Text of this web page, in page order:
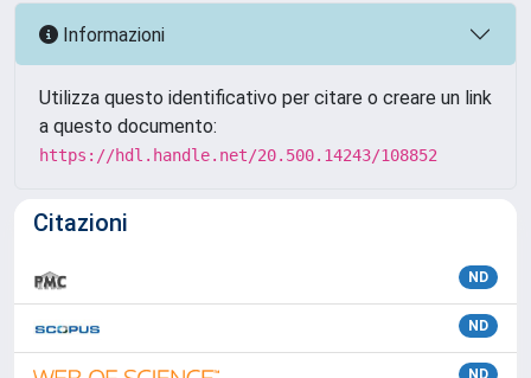
Informazioni
Utilizza questo identificativo per citare o creare un link
a questo documento:
https://hdl.handle.net/20.500.14243/108852
Citazioni
ND
ND
ND